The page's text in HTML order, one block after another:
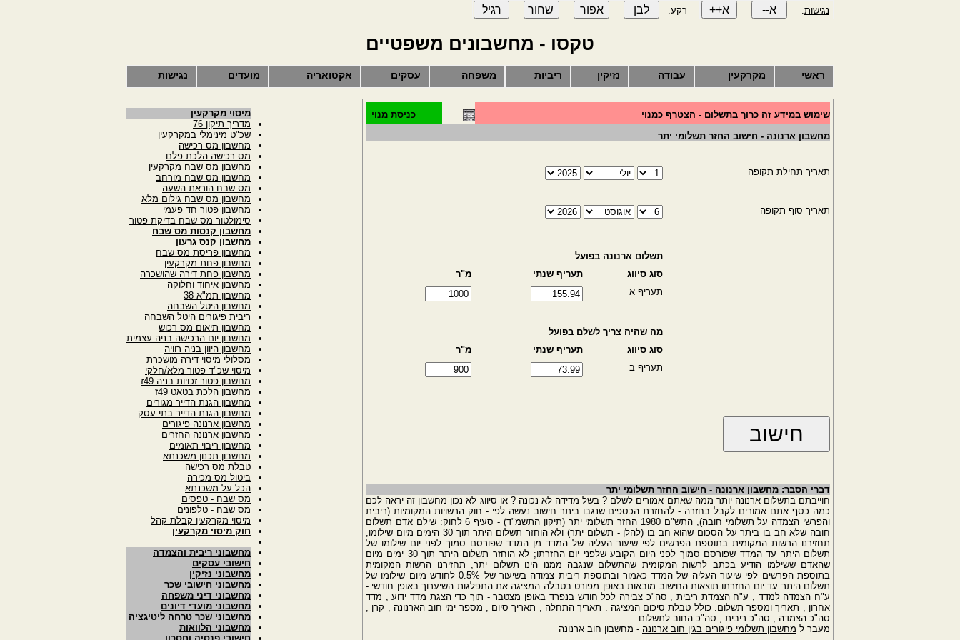
נגישות: רקע:
טקסו - מחשבונים משפטיים
ראשי מקרקעין עבודה נזיקין ריביות משפחה עסקים אקטואריה מועדים נגישות
שימוש במידע זה כרוך בתשלום - הצטרף כמנוי
כניסת מנוי
מחשבון ארנונה - חישוב החזר תשלומי יתר
תאריך תחילת תקופה
תאריך סוף תקופה
תשלום ארנונה בפועל
מ"ר
תעריף שנתי
סוג סיווג
תעריף א
מה שהיה צריך לשלם בפועל
מ"ר
תעריף שנתי
סוג סיווג
תעריף ב
דברי הסבר: מחשבון ארנונה - חישוב החזר תשלומי יתר
חוייבתם בתשלום ארנונה יותר ממה שאתם אמורים לשלם ? בשל מדידה לא נכונה ? או סיווג לא נכון מחשבון זה יראה לכם
כמה כסף אתם אמורים לקבל בחזרה - להחזרת הכספים שנגבו ביתר חישוב נעשה לפי - חוק הרשויות המקומיות (ריבית
והפרשי הצמדה על תשלומי חובה), התש"ם 1980 החזר תשלומי יתר (תיקון התשמ"ד) - סעיף 6 לחוק: שילם אדם תשלום
חובה שלא חב בו ביתר על הסכום שהוא חב בו (להלן - תשלום יתר) ולא הוחזר תשלום היתר תוך 30 הימים מיום שילומו,
תחזירנו הרשות המקומית בתוספת הפרשים לפי שיעור העליה של המדד מן המדד שפורסם סמוך לפני יום שילומו של
תשלום היתר עד המדד שפורסם סמוך לפני היום הקובע שלפני יום החזרתו; לא הוחזר תשלום היתר תוך 30 ימים מיום
שהאדם ששילמו הודיע בכתב לרשות המקומית שהתשלום שנגבה ממנו הינו תשלום יתר, תחזירנו הרשות המקומית
בתוספת הפרשים לפי שיעור העליה של המדד כאמור ובתוספת ריבית צמודה בשיעור של 0.5% לחודש מיום שילומו של
תשלום היתר עד יום החזרתו תוצאות החישוב מובאות באופן מפורט בטבלה המציגה את התפלגות השיערוך באופן חודשי -
ע"ח הצמדה למדד , ע"ח הצמדת ריבית , סה"כ צבירה לכל חודש בנפרד באופן מצטבר - תוך כדי הצגת מדד ידוע , מדד
אחרון , תאריך ומספר תשלום. כולל טבלת סיכום המציגה : תאריך התחלה , תאריך סיום , מספר ימי חוב הארנונה , קרן ,
סה"כ הצמדה , סה"כ ריבית , סה"כ החוב לתשלום
מעבר ל מחשבון תשלומי פיגורים בגין חוב ארנונה - מחשבון חוב ארנונה
מיסוי מקרקעין
מדריך תיקון 76
שכ"ט מינימלי במקרקעין
מחשבון מס רכישה
מס רכישה הלכת פלם
מחשבון מס שבח מקרקעין
מחשבון מס שבח מורחב
מס שבח הוראת השעה
מחשבון מס שבח גילום מלא
מחשבון פטור חד פעמי
סימולטור מס שבח בדיקת פטור
מחשבון קנסות מס שבח
מחשבון קנס גרעון
מחשבון פריסת מס שבח
מחשבון פחת מקרקעין
מחשבון פחת דירה שהושכרה
מחשבון איחוד וחלוקה
מחשבון תמ"א 38
מחשבון היטל השבחה
ריבית פיגורים היטל השבחה
מחשבון תיאום מס רכוש
מחשבון יום הרכישה בניה עצמית
מחשבון היוון בניה רוויה
מסלולי מיסוי דירה מושכרת
מיסוי שכ"ד פטור מלא/חלקי
מחשבון פטור זכויות בניה 49ז
מחשבון הלכת בטאט 49ז
מחשבון הגנת הדייר מגורים
מחשבון הגנת הדייר בתי עסק
מחשבון ארנונה פיגורים
מחשבון ארנונה החזרים
מחשבון ריבוי תאומים
מחשבון תכנון משכנתא
טבלת מס רכישה
ביטול מס מכירה
הכל על משכנתא
מס שבח - טפסים
מס שבח - טלפונים
מיסוי מקרקעין קבלת קהל
חוק מיסוי מקרקעין
מחשבוני ריבית והצמדה
חישובי עסקים
מחשבוני נזיקין
מחשבוני חישובי שכר
מחשבוני דיני משפחה
מחשבוני מועדי דיונים
מחשבוני שכר טרחה ליטיגציה
מחשבוני הלוואות